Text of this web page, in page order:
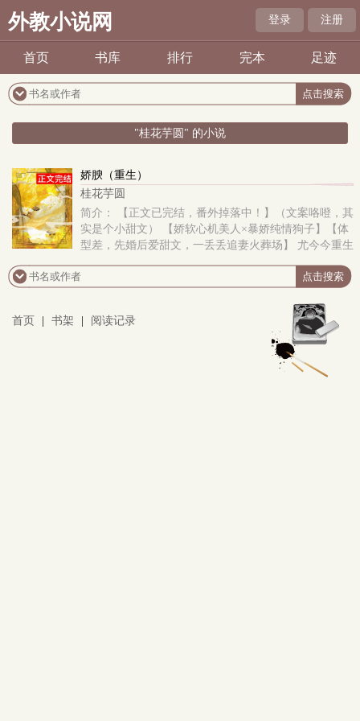
外教小说网 登录 注册
首页 书库 排行 完本 足迹
"桂花芋圆" 的小说
娇腴（重生）
桂花芋圆
简介： 【正文已完结，番外掉落中！】（文案咯噔，其
实是个小甜文） 【娇软心机美人×暴娇纯情狗子】【体
型差，先婚后爱甜文，一丢丢追妻火葬场】 尤今今重生
首页 书架 阅读记录